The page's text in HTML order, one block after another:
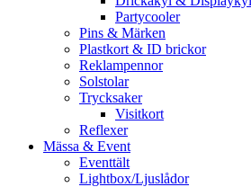
Partycooler
Pins & Märken
Plastkort & ID brickor
Reklampennor
Solstolar
Trycksaker
Visitkort
Reflexer
Mässa & Event
Eventtält
Lightbox/Ljuslådor